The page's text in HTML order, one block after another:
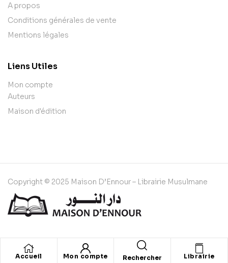
Accueil Mon compte Rechercher Librairie
A propos
Conditions générales de vente
Mentions légales
Liens Utiles
Mon compte
Auteurs
Maison d'édition
Copyright © 2025 Maison D’Ennour – Librairie Musulmane